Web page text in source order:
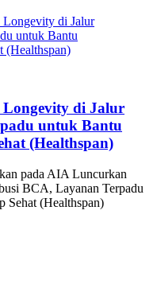
di Jalur
untuk Bantu
(Healthspan)
pada AIA Luncurkan
BCA, Layanan Terpadu
Sehat (Healthspan)